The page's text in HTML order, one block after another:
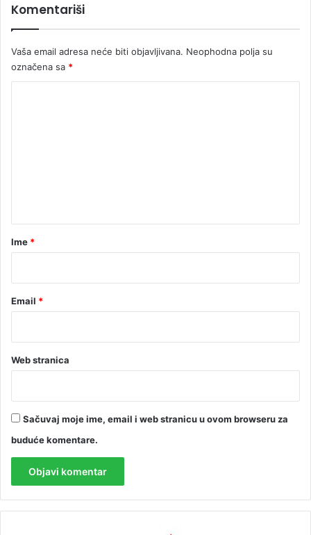
Komentariši
Vaša email adresa neće biti objavljivana. Neophodna polja su
označena sa *
rIme *
Email *
Web stranica
Sačuvaj moje ime, email i web stranicu u ovom browseru za
buduće komentare.